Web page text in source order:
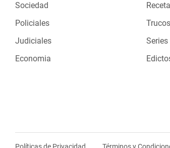
Sociedad
Policiales
Judiciales
Economia